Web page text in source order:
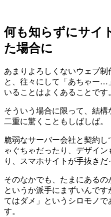
何も知らずにサイ
た場合に
あまりよろしくないウェブ制
と、往々にして「あちゃー…
いることはよくあることです
そういう場合に限って、結構
二重に驚くこともしばしば。
脆弱なサーバー会社と契約
ゃぐちゃだったり、デザイ
り、スマホサイトが手抜きだ
そのなかでも、たまにある
というか派手にまずいんで
てはダメ」というシロモノ
す。